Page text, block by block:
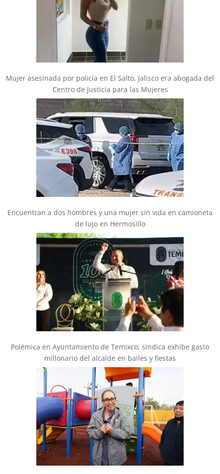
Mujer asesinada por policía en El Salto, Jalisco era abogada del
Centro de Justicia para las Mujeres
Encuentran a dos hombres y una mujer sin vida en camioneta
de lujo en Hermosillo
Polémica en Ayuntamiento de Temixco; sindica exhibe gasto
millonario del alcalde en bailes y fiestas